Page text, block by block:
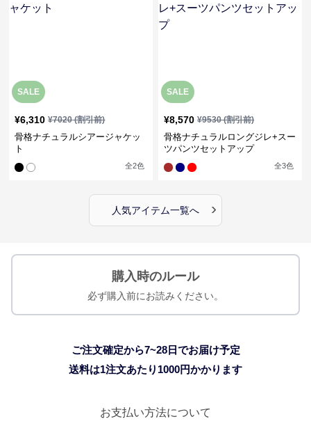
SALE
¥6,310 ¥7020(割引前)
骨格ナチュラルシアージャケッ
ト
全2色
SALE
¥8,570 ¥9530(割引前)
骨格ナチュラルロングジレ+スー
ツパンツセットアップ
全3色
人気アイテム一覧へ ›
購入時のルール
必ず購入前にお読みください。
ご注文確定から7~28日でお届け予定
送料は1注文あたり 1000円かかります
お支払い方法について